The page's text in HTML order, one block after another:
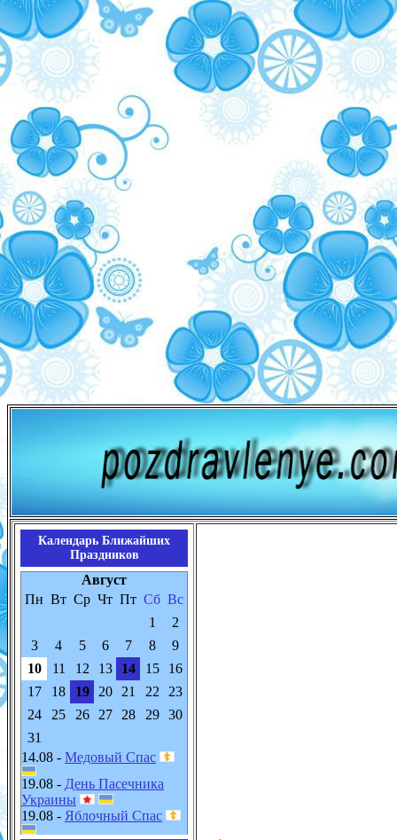
Календарь Ближайших
Праздников
Август
Пн Вт Ср Чт Пт Сб Вс
1
2
3
4 5 6 7 8
9
10
11 12 13 14 15
16
17
18 19 20 21 22
23
24
25 26 27 28 29
30
31
14.08 - Медовый Спас
19.08 - День Пасечника
Украины
19.08 - Яблочный Спас